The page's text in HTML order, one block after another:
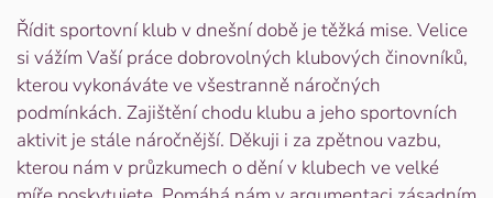
Řídit sportovní klub v dnešní době je těžká mise. Velice
si vážím Vaší práce dobrovolných klubových činovníků,
kterou vykonáváte ve všestranně náročných
podmínkách. Zajištění chodu klubu a jeho sportovních
aktivit je stále náročnější. Děkuji i za zpětnou vazbu,
kterou nám v průzkumech o dění v klubech ve velké